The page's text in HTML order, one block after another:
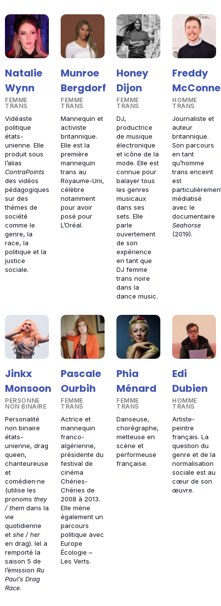
Natalie
Wynn
FEMME
TRANS
Vidéaste
politique
états-
unienne. Elle
produit sous
l’alias
ContraPoints
des vidéos
pédagogiques
sur des
thèmes de
société
comme le
genre, la
race, la
politique et la
justice
sociale.
Munroe
Bergdorf
FEMME
TRANS
Mannequin et
activiste
britannique.
Elle est la
première
mannequin
trans au
Royaume-Uni,
célèbre
notamment
pour avoir
posé pour
L’Oréal.
Honey
Dijon
FEMME
TRANS
DJ,
productrice
de musique
électronique
et icône de la
mode. Elle est
connue pour
balayer tous
les genres
musicaux
dans ses
sets. Elle
parle
ouvertement
de son
expérience
en tant que
DJ femme
trans noire
dans la
dance music.
Freddy
HOMME
TRANS
Journaliste et
auteur
britannique.
Son parcours
en tant
qu’homme
trans enceint
est
médiatisé
avec le
documentaire
Seahorse
(2019).
Jinkx
Monsoon
PERSONNE
NON BINAIRE
Personalité
non binaire
états-
unienne, drag
queen,
chanteureuse
et
comédien·ne
(utilise les
pronoms they
/ them dans la
vie
quotidienne
et she / her
en drag). Iel a
remporté la
saison 5 de
l’émission Ru
Paul’s Drag
Race.
Pascale
Ourbih
FEMME
TRANS
Actrice et
mannequin
franco-
algérienne,
présidente du
festival de
cinéma
Chéries-
Chéries de
2008 à 2013.
Elle mène
également un
parcours
politique avec
Europe
Écologie –
Les Verts.
Phia
Ménard
FEMME
TRANS
Danseuse,
chorégraphe,
metteuse en
scène et
performeuse
française.
Edi
Dubien
HOMME
TRANS
Artiste-
peintre
français. La
question du
genre et de la
normalisation
sociale est au
cœur de son
œuvre.